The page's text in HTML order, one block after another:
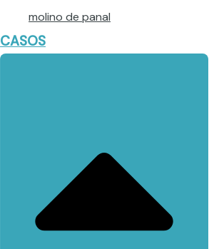
molino de panal
CASOS